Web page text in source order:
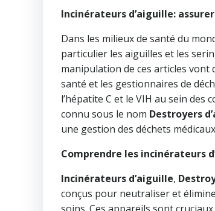
Incinérateurs d’aiguille:
Dans les milieux de santé du
particulier les aiguilles et les
manipulation de ces articles vont
santé et les gestionnaires de
l’hépatite C et le VIH au sein des
connu sous le nom Destroyers
une gestion des déchets
Comprendre les incinérateurs
Incinérateurs d’aiguille,
conçus pour neutraliser et